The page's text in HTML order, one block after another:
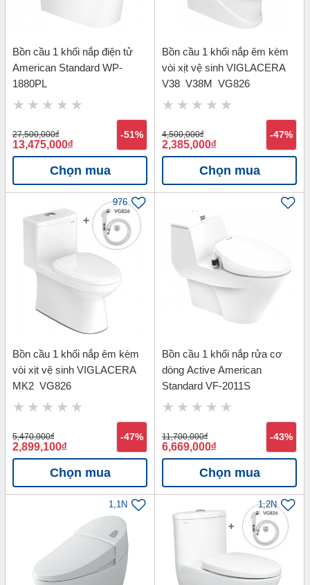
Bồn cầu 1 khối nắp điện tử
American Standard WP-
1880PL
27,500,000đ
13,475,000đ
-51%
Chọn mua
Bồn cầu 1 khối nắp êm kèm
vòi xịt vệ sinh VIGLACERA
V38_V38M_VG826
4,500,000đ
2,385,000đ
-47%
Chọn mua
976
Bồn cầu 1 khối nắp êm kèm
vòi xịt vệ sinh VIGLACERA
MK2_VG826
5,470,000đ
2,899,100đ
-47%
Chọn mua
Bồn cầu 1 khối nắp rửa cơ
dòng Active American
Standard VF-2011S
11,700,000đ
6,669,000đ
-43%
Chọn mua
1,1N 1,2N